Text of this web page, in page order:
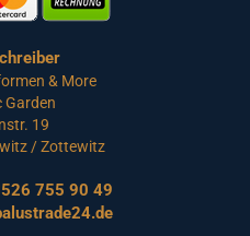
& More
Garden
19
/ Zottewitz
755 90 49